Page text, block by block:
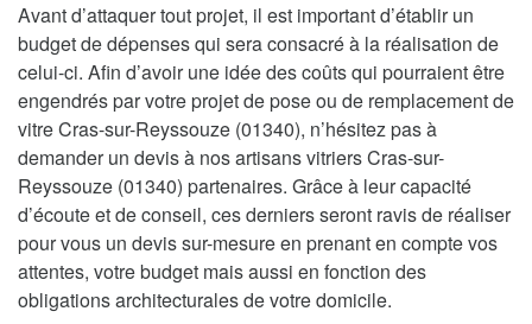
Avant d’attaquer tout projet, il est important d’établir un
budget de dépenses qui sera consacré à la réalisation de
celui-ci. Afin d’avoir une idée des coûts qui pourraient être
engendrés par votre projet de pose ou de remplacement de
vitre Cras-sur-Reyssouze (01340), n’hésitez pas à
demander un devis à nos artisans vitriers Cras-sur-
Reyssouze (01340) partenaires. Grâce à leur capacité
d’écoute et de conseil, ces derniers seront ravis de réaliser
pour vous un devis sur-mesure en prenant en compte vos
attentes, votre budget mais aussi en fonction des
obligations architecturales de votre domicile.